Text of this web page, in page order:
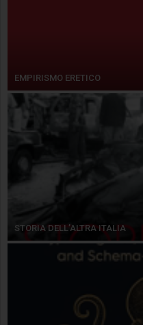
EMPIRISMO ERETICO
STORIA DELL’ALTRA ITALIA